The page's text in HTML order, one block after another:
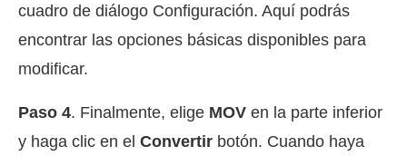
cuadro de diálogo Configuración. Aquí podrás
encontrar las opciones básicas disponibles para
modificar.
Paso 4. Finalmente, elige MOV en la parte inferior
y haga clic en el Convertir botón. Cuando haya